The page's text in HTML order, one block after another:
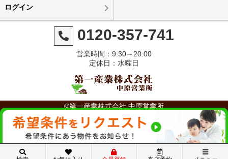
ログイン
0120-357-741
営業時間：9:30～20:00
定休日：水曜日
©第一産業株式会社 中原営業所